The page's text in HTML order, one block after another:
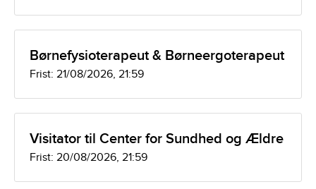
Børnefysioterapeut & Børneergoterapeut
Frist: 21/08/2026, 21:59
Visitator til Center for Sundhed og Ældre
Frist: 20/08/2026, 21:59